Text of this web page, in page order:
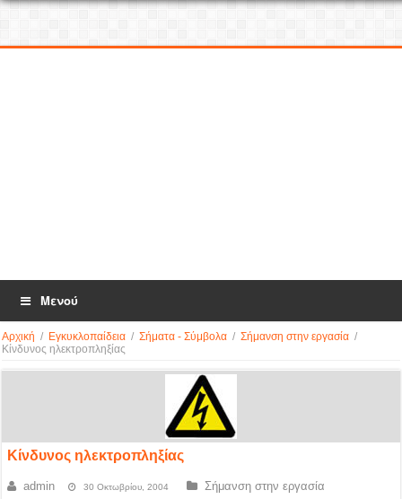
Μενού
Αρχική / Εγκυκλοπαίδεια / Σήματα - Σύμβολα / Σήμανση στην εργασία /
Kίνδυνος ηλεκτροπληξίας
Kίνδυνος ηλεκτροπληξίας
admin 30 Οκτωβρίου, 2004 Σήμανση στην εργασία